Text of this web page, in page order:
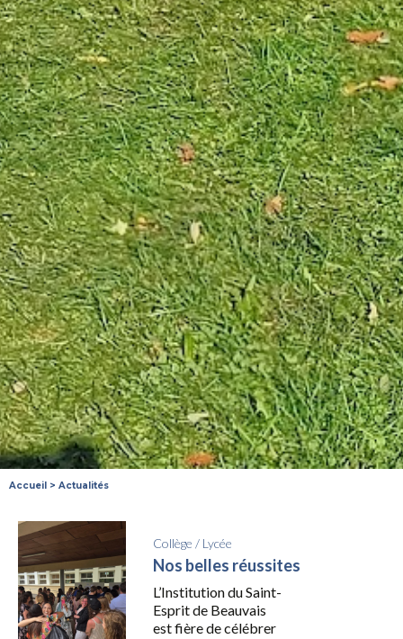
Accueil > Actualités
Collège / Lycée
Nos belles réussites
L’Institution du Saint-
Esprit de Beauvais
est fière de célébrer